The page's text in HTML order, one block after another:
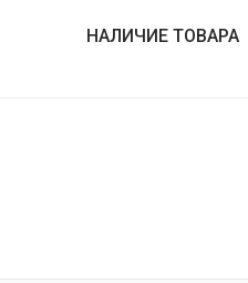
НАЛИЧИЕ ТОВАРА